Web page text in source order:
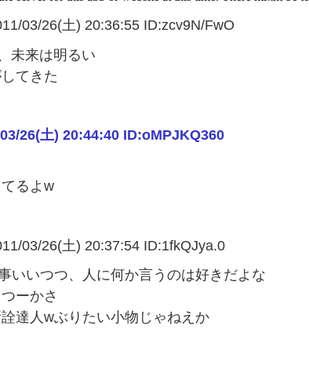
03/26(土) 20:36:55 ID:zcv9N/FwO
未来は明るい
てきた
26(土) 20:44:40 ID:oMPJKQ360
るよw
03/26(土) 20:37:54 ID:1fkQJya.0
いいつつ、人に何か言うのは好きだよな
ーかさ
達人wぶりたい小物じゃねえか